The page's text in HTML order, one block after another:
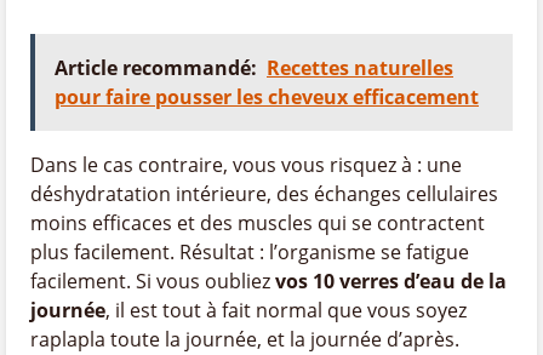
Article recommandé: Recettes naturelles
pour faire pousser les cheveux efficacement
Dans le cas contraire, vous vous risquez à : une
déshydratation intérieure, des échanges cellulaires
moins efficaces et des muscles qui se contractent
plus facilement. Résultat : l’organisme se fatigue
facilement. Si vous oubliezvos 10 verres d’eau de la
journée, il est tout à fait normal que vous soyez
raplapla toute la journée, et la journée d’après.